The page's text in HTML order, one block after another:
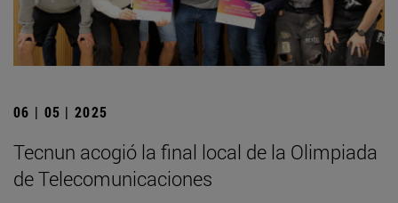
06 | 05 | 2025
­Tecnun acogió la final local de la Olimpiada
de Telecomunicaciones